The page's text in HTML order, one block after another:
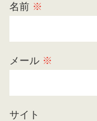
名前 ※
メール ※
サイト